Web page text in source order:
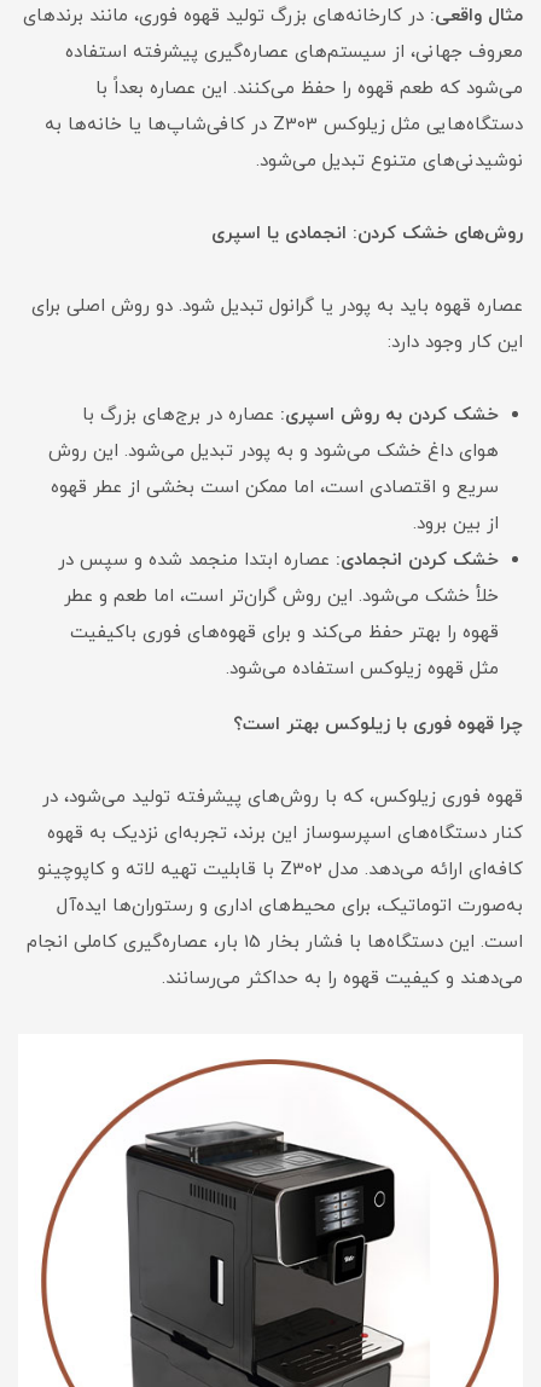
مثال واقعی: در کارخانه‌های بزرگ تولید قهوه فوری، مانند برندهای
معروف جهانی، از سیستم‌های عصاره‌گیری پیشرفته استفاده
می‌شود که طعم قهوه را حفظ می‌کنند. این عصاره بعداً با
دستگاه‌هایی مثل زیلوکس Z303 در کافی‌شاپ‌ها یا خانه‌ها به
نوشیدنی‌های متنوع تبدیل می‌شود.
روش‌های خشک کردن: انجمادی یا اسپری
عصاره قهوه باید به پودر یا گرانول تبدیل شود. دو روش اصلی برای
این کار وجود دارد:
خشک کردن به روش اسپری: عصاره در برج‌های بزرگ با
هوای داغ خشک می‌شود و به پودر تبدیل می‌شود. این روش
سریع و اقتصادی است، اما ممکن است بخشی از عطر قهوه
از بین برود.
خشک کردن انجمادی: عصاره ابتدا منجمد شده و سپس در
خلأ خشک می‌شود. این روش گران‌تر است، اما طعم و عطر
قهوه را بهتر حفظ می‌کند و برای قهوه‌های فوری باکیفیت
مثل قهوه زیلوکس استفاده می‌شود.
چرا قهوه فوری با زیلوکس بهتر است؟
قهوه فوری زیلوکس، که با روش‌های پیشرفته تولید می‌شود، در
کنار دستگاه‌های اسپرسوساز این برند، تجربه‌ای نزدیک به قهوه
کافه‌ای ارائه می‌دهد. مدل Z302 با قابلیت تهیه لاته و کاپوچینو
به‌صورت اتوماتیک، برای محیط‌های اداری و رستوران‌ها ایده‌آل
است. این دستگاه‌ها با فشار بخار 15 بار، عصاره‌گیری کاملی انجام
می‌دهند و کیفیت قهوه را به حداکثر می‌رسانند.